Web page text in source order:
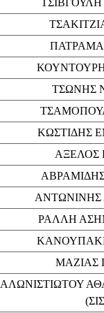
ΤΣΩΝΗΣ
ΚΩΣΤΙΔΗΣ
ΑΞΕΛΟΣ
ΑΝΤΩΝΙΝΗΣ
ΡΑΛΛΗ
ΜΑΖΙΑΣ
ΑΛΩΝΙΣΤΙΩΤΟΥ